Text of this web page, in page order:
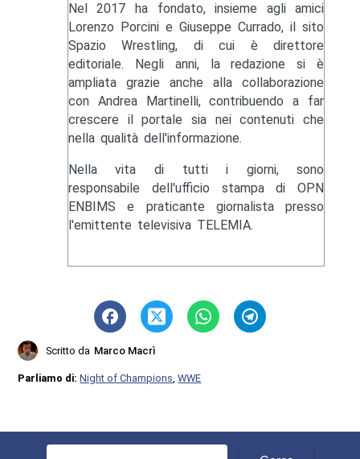
Nel 2017 ha fondato, insieme agli amici
Lorenzo Porcini e Giuseppe Currado, il sito
Spazio Wrestling, di cui è direttore
editoriale. Negli anni, la redazione si è
ampliata grazie anche alla collaborazione
con Andrea Martinelli, contribuendo a far
crescere il portale sia nei contenuti che
nella qualità dell'informazione.
Nella vita di tutti i giorni, sono
responsabile dell'ufficio stampa di OPN
ENBIMS e praticante giornalista presso
l'emittente televisiva TELEMIA.
Scritto da Marco Macrì
Parliamo di:Night of Champions ,WWE
Ricerca